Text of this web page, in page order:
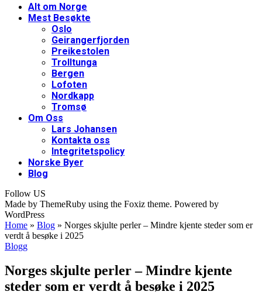
Alt om Norge
Mest Besøkte
Oslo
Geirangerfjorden
Preikestolen
Trolltunga
Bergen
Lofoten
Nordkapp
Tromsø
Om Oss
Lars Johansen
Kontakta oss
Integritetspolicy
Norske Byer
Blog
Follow US
Made by ThemeRuby using the Foxiz theme. Powered by
WordPress
Home » Blog » Norges skjulte perler – Mindre kjente steder som er
verdt å besøke i 2025
Blogg
Norges skjulte perler – Mindre kjente
steder som er verdt å besøke i 2025